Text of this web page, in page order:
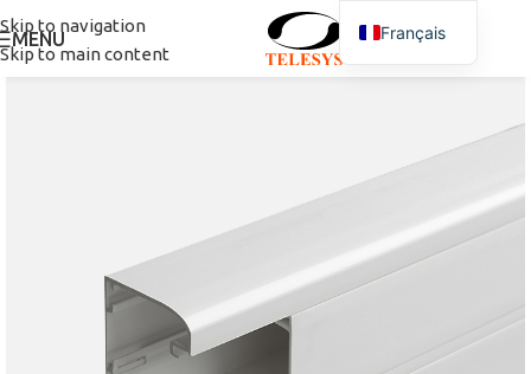
Skip to navigation
Skip to main content
MENU Français